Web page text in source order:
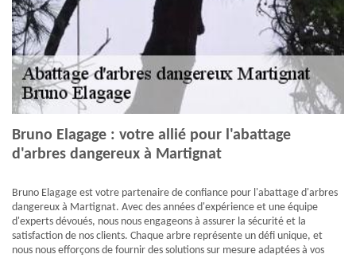
Bruno Elagage : votre allié pour l'abattage
d'arbres dangereux à Martignat
Bruno Elagage est votre partenaire de confiance pour l'abattage d'arbres
dangereux à Martignat. Avec des années d'expérience et une équipe
d'experts dévoués, nous nous engageons à assurer la sécurité et la
satisfaction de nos clients. Chaque arbre représente un défi unique, et
nous nous efforçons de fournir des solutions sur mesure adaptées à vos